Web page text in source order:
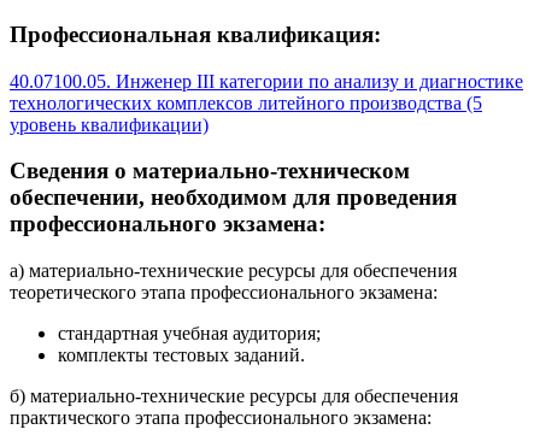
Профессиональная квалификация:
40.07100.05. Инженер III категории по анализу и диагностике
технологических комплексов литейного производства (5
уровень квалификации)
Сведения о материально-техническом
обеспечении, необходимом для проведения
профессионального экзамена:
а) материально-технические ресурсы для обеспечения
теоретического этапа профессионального экзамена:
стандартная учебная аудитория;
комплекты тестовых заданий.
б) материально-технические ресурсы для обеспечения
практического этапа профессионального экзамена: